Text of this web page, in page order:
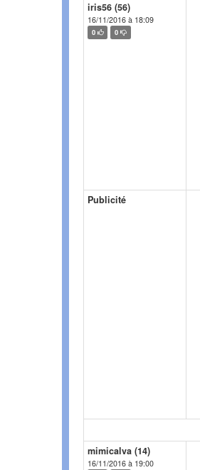
iris56 (56)
16/11/2016 à 18:09
0 0
Publicité
mimicalva (14)
16/11/2016 à 19:00